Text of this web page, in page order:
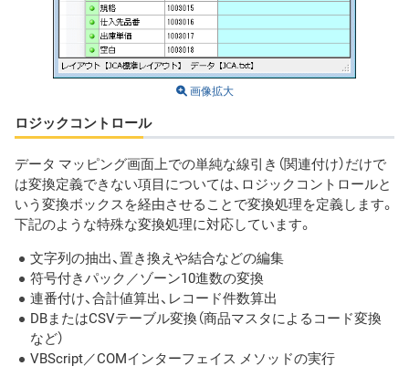
画像拡大
ロジックコントロール
データ マッピング画面上での単純な線引き（関連付け）だけで
は変換定義できない項目については、ロジックコントロールと
いう変換ボックスを経由させることで変換処理を定義します。
下記のような特殊な変換処理に対応しています。
文字列の抽出、置き換えや結合などの編集
符号付きパック／ゾーン10進数の変換
連番付け、合計値算出、レコード件数算出
DBまたはCSVテーブル変換（商品マスタによるコード変換
など）
VBScript／COMインターフェイス メソッドの実行